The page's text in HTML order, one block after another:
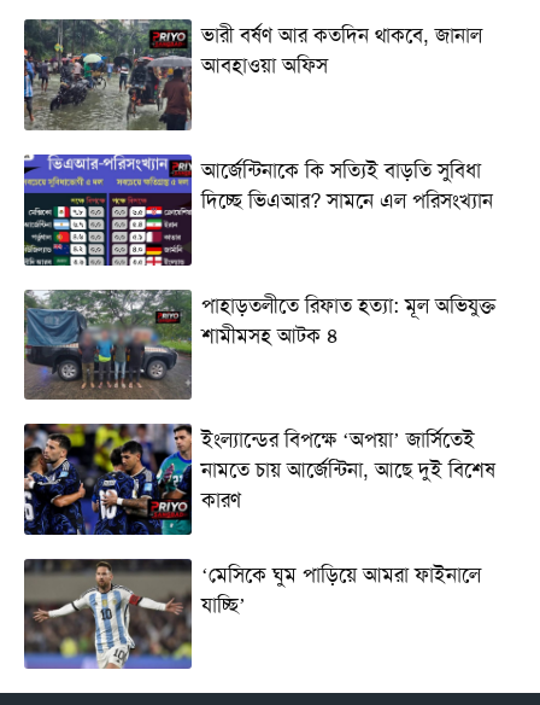
ভারী বর্ষণ আর কতদিন থাকবে, জানাল
আবহাওয়া অফিস
আর্জেন্টিনাকে কি সত্যিই বাড়তি সুবিধা
দিচ্ছে ভিএআর? সামনে এল পরিসংখ্যান
পাহাড়তলীতে রিফাত হত্যা: মূল অভিযুক্ত
শামীমসহ আটক ৪
ইংল্যান্ডের বিপক্ষে ‘অপয়া’ জার্সিতেই
নামতে চায় আর্জেন্টিনা, আছে দুই বিশেষ
কারণ
‘মেসিকে ঘুম পাড়িয়ে আমরা ফাইনালে
যাচ্ছি’